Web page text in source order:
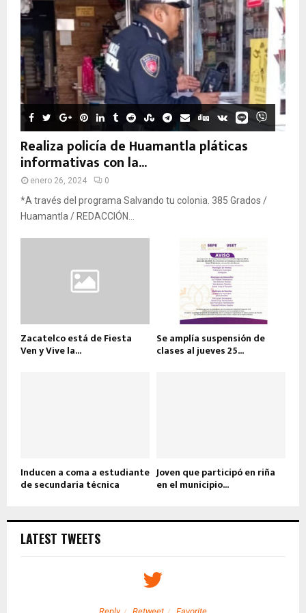
Realiza policía de Huamantla pláticas
informativas con la...
enero 26, 2024 0
*A través del programa Salvando tu colonia. 385 Grados /
Huamantla / REDACCIÓN...
Zacatelco está de Fiesta
Ven y Vive la...
Se amplía suspensión de
clases al jueves 25...
Inducen a coma a estudiante
de secundaria técnica
Joven que participó en riña
en el municipio...
LATEST TWEETS